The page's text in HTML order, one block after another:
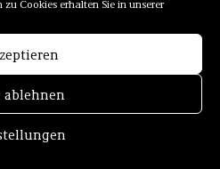
Cookies erhalten Sie in unserer
ablehnen